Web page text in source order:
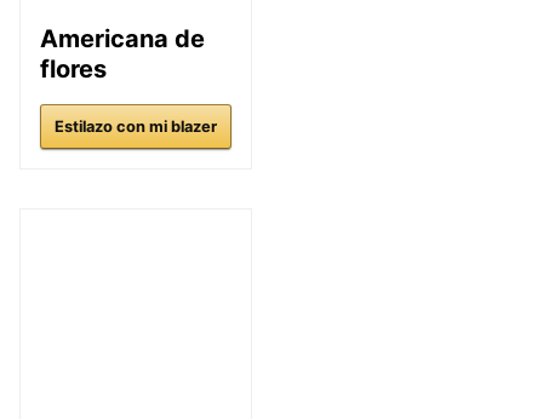
Americana de
flores
Estilazo con mi blazer